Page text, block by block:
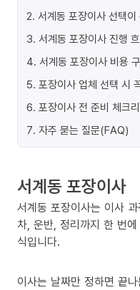
2. 서계동 포장이사 선택
3. 서계동 포장이사 진행
4. 서계동 포장이사 비용
5. 포장이사 업체 선택 시
6. 포장이사 전 준비 체크
7. 자주 묻는 질문(FAQ)
서계동 포장이사
서계동 포장이사는 이사
차, 운반, 정리까지 한 번
식입니다.
이사는 날짜만 정하면 끝